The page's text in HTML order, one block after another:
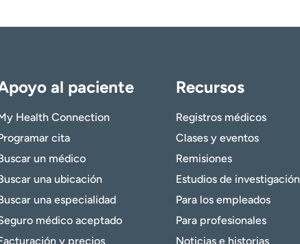
al paciente
Health Connection
cita
un médico
una ubicación
una especialidad
médico aceptado
y precios
Recursos
Registros médicos
Clases y eventos
Remisiones
Estudios de investigación
Para los empleados
Para profesionales
Noticias e historias